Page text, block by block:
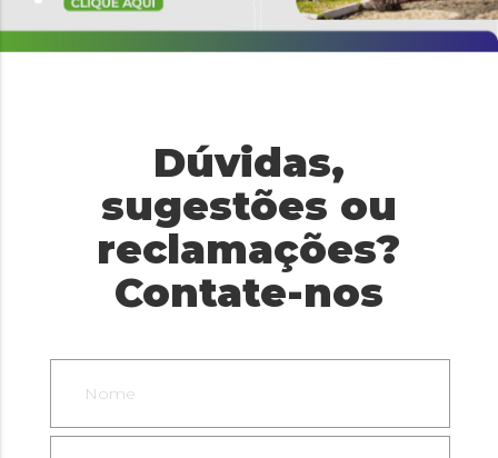
Dúvidas,
sugestões ou
reclamações?
Contate-nos